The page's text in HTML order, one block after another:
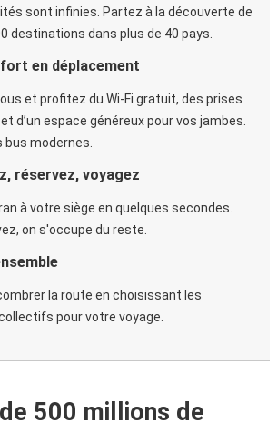
sont infinies. Partez à la découverte de
destinations dans plus de 40 pays.
en déplacement
et profitez du Wi-Fi gratuit, des prises
d’un espace généreux pour vos jambes.
bus modernes.
réservez, voyagez
à votre siège en quelques secondes.
on s'occupe du reste.
la route en choisissant les
pour votre voyage.
500 millions de